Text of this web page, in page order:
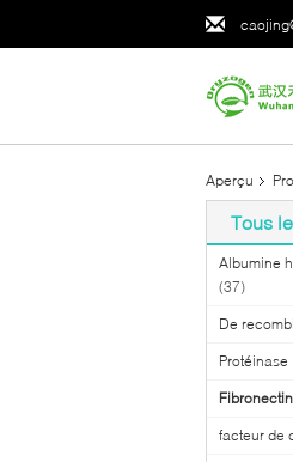
Aperçu
Tous
Albumine
(37)
De
Protéinase
facteur de